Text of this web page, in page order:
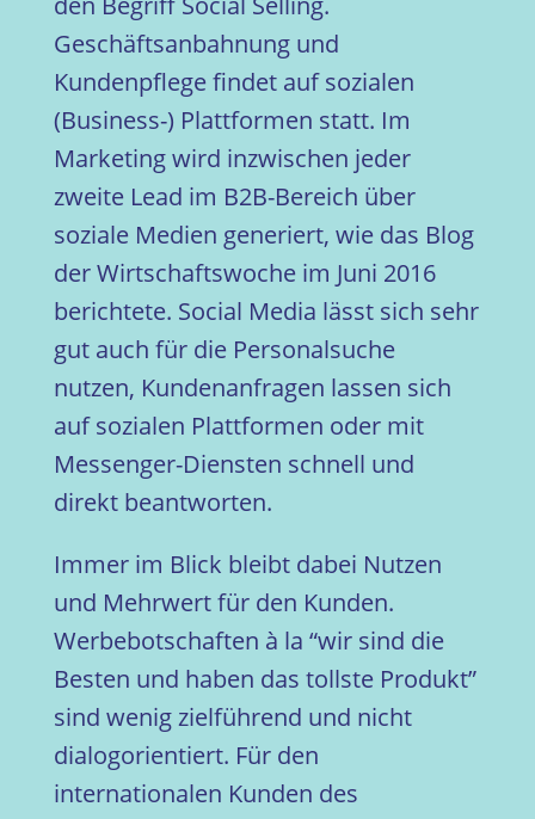
Geschäftsanbahnung und
Kundenpflege findet auf sozialen
(Business-) Plattformen statt. Im
Marketing wird inzwischen jeder
zweite Lead im B2B-Bereich über
soziale Medien generiert, wie das Blog
der Wirtschaftswoche im Juni 2016
berichtete. Social Media lässt sich sehr
gut auch für die Personalsuche
nutzen, Kundenanfragen lassen sich
auf sozialen Plattformen oder mit
Messenger-Diensten schnell und
direkt beantworten.
Immer im Blick bleibt dabei Nutzen
und Mehrwert für den Kunden.
Werbebotschaften à la “wir sind die
Besten und haben das tollste Produkt”
sind wenig zielführend und nicht
dialogorientiert. Für den
internationalen Kunden des